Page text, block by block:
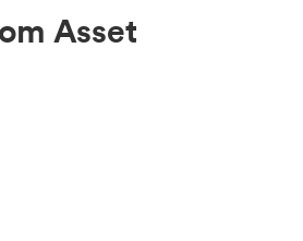
Asset